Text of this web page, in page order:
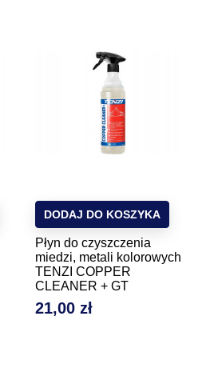
Płyn do czyszczenia
miedzi, metali kolorowych
TENZI COPPER
CLEANER + GT
Cena
21,00 zł
DODAJ DO KOSZYKA